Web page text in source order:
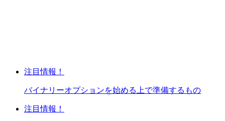
注目情報！
バイナリーオプションを始める上で準備するもの
注目情報！